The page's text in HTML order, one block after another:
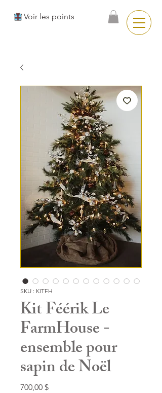
Voir les points
SKU : KITFH
Kit Féérik Le
FarmHouse -
ensemble pour
sapin de Noël
700,00 $Prix